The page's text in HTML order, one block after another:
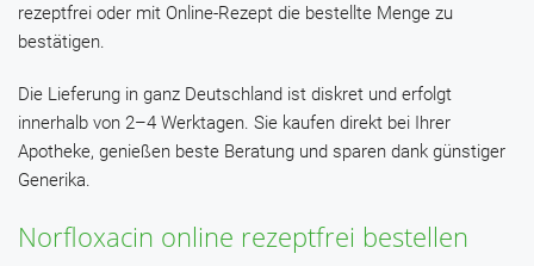
rezeptfrei oder mit Online-Rezept die bestellte Menge zu
bestätigen.
Die Lieferung in ganz Deutschland ist diskret und erfolgt
innerhalb von 2–4 Werktagen. Sie kaufen direkt bei Ihrer
Apotheke, genießen beste Beratung und sparen dank günstiger
Generika.
Norfloxacin online rezeptfrei bestellen